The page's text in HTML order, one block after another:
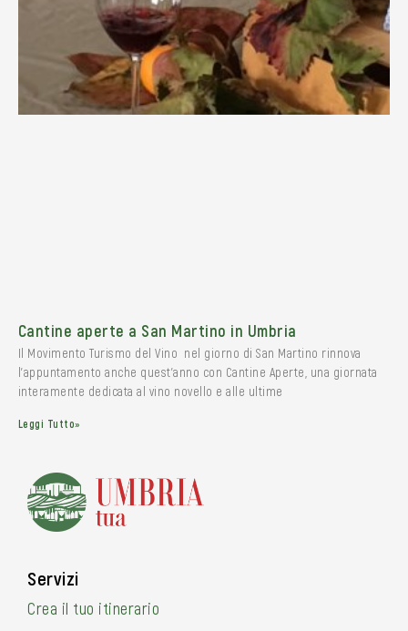
Cantine aperte a San Martino in Umbria
Il Movimento Turismo del Vino nel giorno di San Martino rinnova
l’appuntamento anche quest’anno con Cantine Aperte, una giornata
interamente dedicata al vino novello e alle ultime
Leggi Tutto»
Servizi
Crea il tuo itinerario